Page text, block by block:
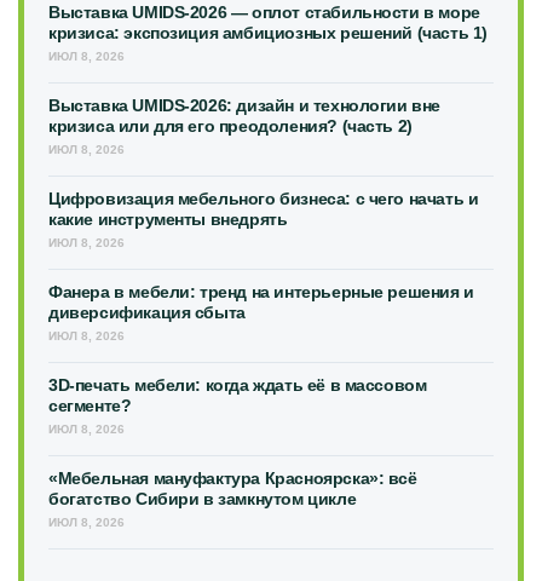
Выставка UMIDS-2026 — оплот стабильности в море
кризиса: экспозиция амбициозных решений (часть 1)
ИЮЛ 8, 2026
Выставка UMIDS-2026: дизайн и технологии вне
кризиса или для его преодоления? (часть 2)
ИЮЛ 8, 2026
Цифровизация мебельного бизнеса: с чего начать и
какие инструменты внедрять
ИЮЛ 8, 2026
Фанера в мебели: тренд на интерьерные решения и
диверсификация сбыта
ИЮЛ 8, 2026
3D-печать мебели: когда ждать её в массовом
сегменте?
ИЮЛ 8, 2026
«Мебельная мануфактура Красноярска»: всё
богатство Сибири в замкнутом цикле
ИЮЛ 8, 2026